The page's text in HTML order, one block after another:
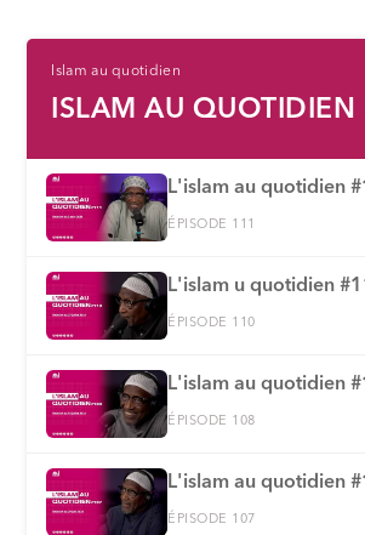
Islam au quotidien
ISLAM AU QUOTIDIEN
L'islam au quotidien
ÉPISODE 111
L'islam u quotidien
ÉPISODE 110
L'islam au quotidien
ÉPISODE 108
L'islam au quotidien
ÉPISODE 107